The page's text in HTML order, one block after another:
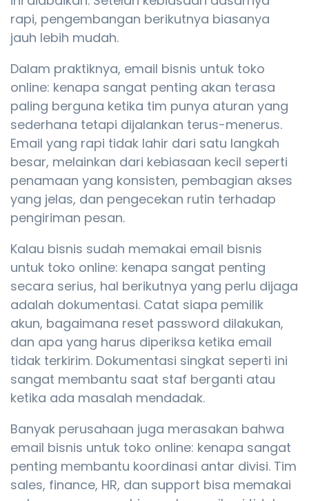
rapi, pengembangan berikutnya biasanya
jauh lebih mudah.
Dalam praktiknya, email bisnis untuk toko
online: kenapa sangat penting akan terasa
paling berguna ketika tim punya aturan yang
sederhana tetapi dijalankan terus-menerus.
Email yang rapi tidak lahir dari satu langkah
besar, melainkan dari kebiasaan kecil seperti
penamaan yang konsisten, pembagian akses
yang jelas, dan pengecekan rutin terhadap
pengiriman pesan.
Kalau bisnis sudah memakai email bisnis
untuk toko online: kenapa sangat penting
secara serius, hal berikutnya yang perlu dijaga
adalah dokumentasi. Catat siapa pemilik
akun, bagaimana reset password dilakukan,
dan apa yang harus diperiksa ketika email
tidak terkirim. Dokumentasi singkat seperti ini
sangat membantu saat staf berganti atau
ketika ada masalah mendadak.
Banyak perusahaan juga merasakan bahwa
email bisnis untuk toko online: kenapa sangat
penting membantu koordinasi antar divisi. Tim
sales, finance, HR, dan support bisa memakai